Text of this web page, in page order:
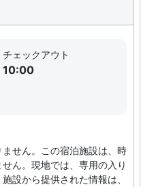
チェックアウト
10:00
せん。この宿泊施設は、時
ん。現地では、専用の入り
設から提供された情報は、